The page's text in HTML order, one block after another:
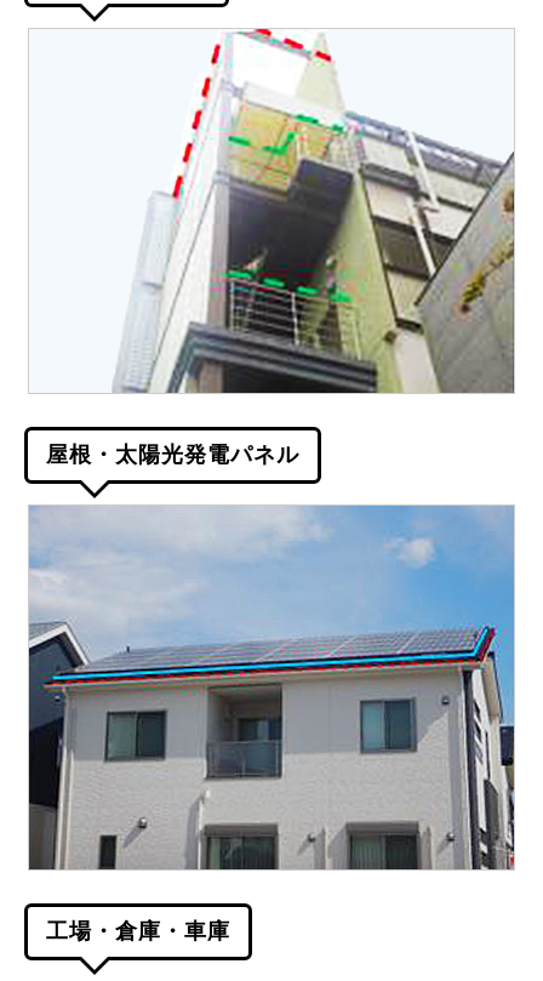
屋根・太陽光発電パネル
工場・倉庫・車庫